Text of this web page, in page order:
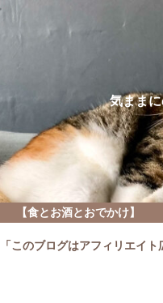
気まま
【食とお酒とおでかけ】
「このブログはアフィリエイト